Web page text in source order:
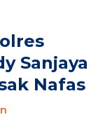
Sanjaya
Nafas